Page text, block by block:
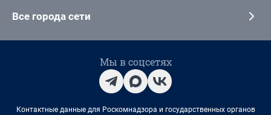
Все города сети
Мы в соцсетях
Контактные данные для Роскомнадзора и государственных органов